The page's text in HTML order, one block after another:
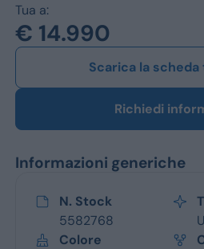
Tua a:
€ 14.990
Scarica la
Richiedi
Informazioni generiche
N. Stock
5582768
Colore